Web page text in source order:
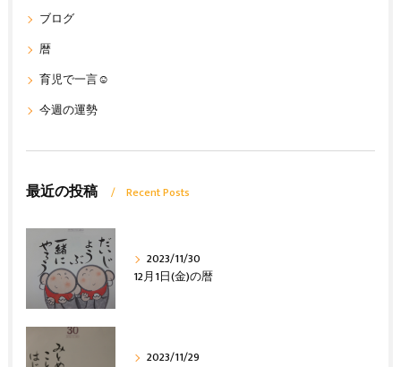
ブログ
暦
育児で一言☺
今週の運勢
最近の投稿 Recent Posts
2023/11/30
12月1日(金)の暦
2023/11/29